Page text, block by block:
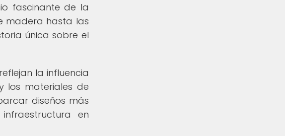
fascinante de la
madera hasta las
única sobre el
la influencia
los materiales de
diseños más
en